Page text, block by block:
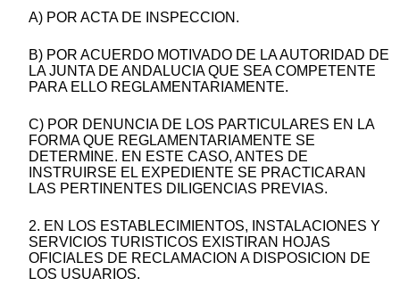
A) POR ACTA DE INSPECCION.
B) POR ACUERDO MOTIVADO DE LA AUTORIDAD DE
LA JUNTA DE ANDALUCIA QUE SEA COMPETENTE
PARA ELLO REGLAMENTARIAMENTE.
C) POR DENUNCIA DE LOS PARTICULARES EN LA
FORMA QUE REGLAMENTARIAMENTE SE
DETERMINE. EN ESTE CASO, ANTES DE
INSTRUIRSE EL EXPEDIENTE SE PRACTICARAN
LAS PERTINENTES DILIGENCIAS PREVIAS.
2. EN LOS ESTABLECIMIENTOS, INSTALACIONES Y
SERVICIOS TURISTICOS EXISTIRAN HOJAS
OFICIALES DE RECLAMACION A DISPOSICION DE
LOS USUARIOS.